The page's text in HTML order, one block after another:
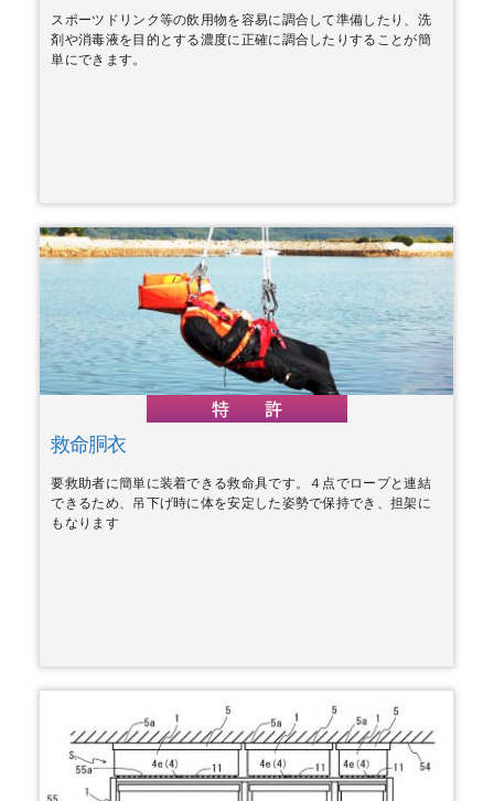
スポーツドリンク等の飲用物を容易に調合して準備したり、洗
剤や消毒液を目的とする濃度に正確に調合したりすることが簡
単にできます。
救命胴衣
要救助者に簡単に装着できる救命具です。４点でロープと連結
できるため、吊下げ時に体を安定した姿勢で保持でき、担架に
もなります